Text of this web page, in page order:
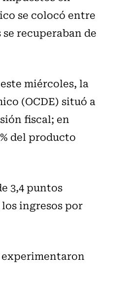
se colocó entre
recuperaban de
miércoles, la
(OCDE) situó a
fiscal; en
del producto
3,4 puntos
ingresos por